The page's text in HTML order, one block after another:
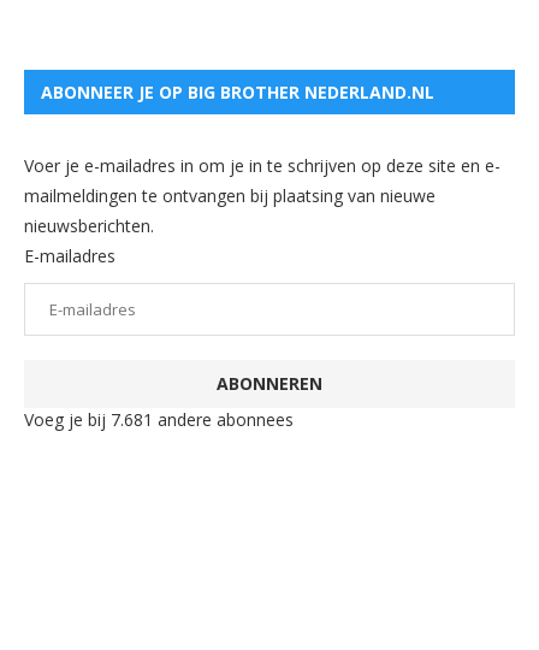
ABONNEER JE OP BIG BROTHER NEDERLAND.NL
Voer je e-mailadres in om je in te schrijven op deze site en e-
mailmeldingen te ontvangen bij plaatsing van nieuwe
nieuwsberichten.
E-mailadres
ABONNEREN
Voeg je bij 7.681 andere abonnees